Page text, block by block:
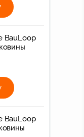
BauLoop
BauLoop